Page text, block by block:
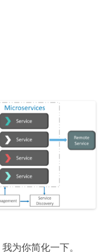
我为你简化一下。